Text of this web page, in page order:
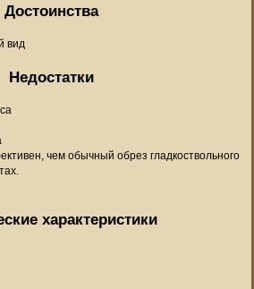
Достоинства
вид
Недостатки
чем обычный обрез гладкоствольного
характеристики